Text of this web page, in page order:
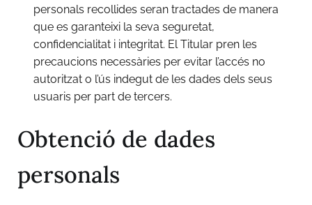
personals recollides seran tractades de manera
que es garanteixi la seva seguretat,
confidencialitat i integritat. El Titular pren les
precaucions necessàries per evitar l’accés no
autoritzat o l’ús indegut de les dades dels seus
usuaris per part de tercers.
Obtenció de dades
personals